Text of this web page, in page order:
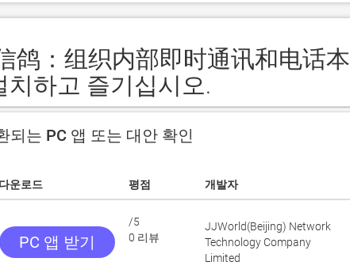
鸽：组织内部即时通讯和电话本
하고 즐기십시오.
되는 PC 앱 또는 대안 확인
다운로드 평점 개발자
PC 앱 받기
/5
0 리뷰
JJWorld(Beijing) Network
Technology Company
Limited